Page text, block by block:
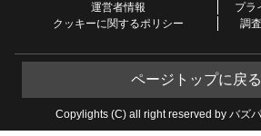
運営者情報
プラ
クッキーに関するポリシー
調
ページトップに戻
Copylights (C) all right reserved by バズパ